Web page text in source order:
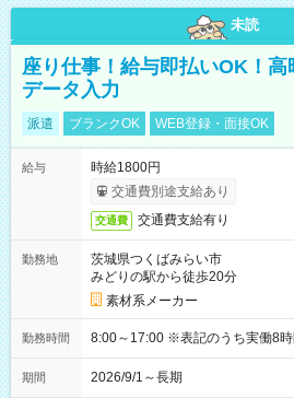
未読
座り仕事！給与即払いOK！高
データ入力
派遣 ブランクOK WEB登録・面接OK
給与
時給1800円
交通費別途支給あり
交通費 交通費支給有り
勤務地
茨城県つくばみらい市
みどりの駅から徒歩20分
素材系メーカー
勤務時間 8:00～17:00 ※表記のうち実働
期間 2026/9/1～長期